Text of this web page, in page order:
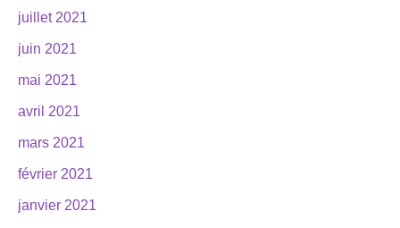
juillet 2021
juin 2021
mai 2021
avril 2021
mars 2021
février 2021
janvier 2021